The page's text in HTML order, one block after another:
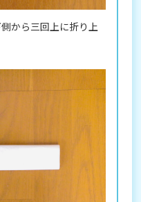
から三回上に折り上